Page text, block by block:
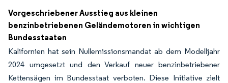
Vorgeschriebener Ausstieg aus kleinen
benzinbetriebenen Geländemotoren in wichtigen
Bundesstaaten
Kalifornien hat sein Nullemissionsmandat ab dem Modelljahr
2024 umgesetzt und den Verkauf neuer benzinbetriebener
Kettensägen im Bundesstaat verboten. Diese Initiative zielt